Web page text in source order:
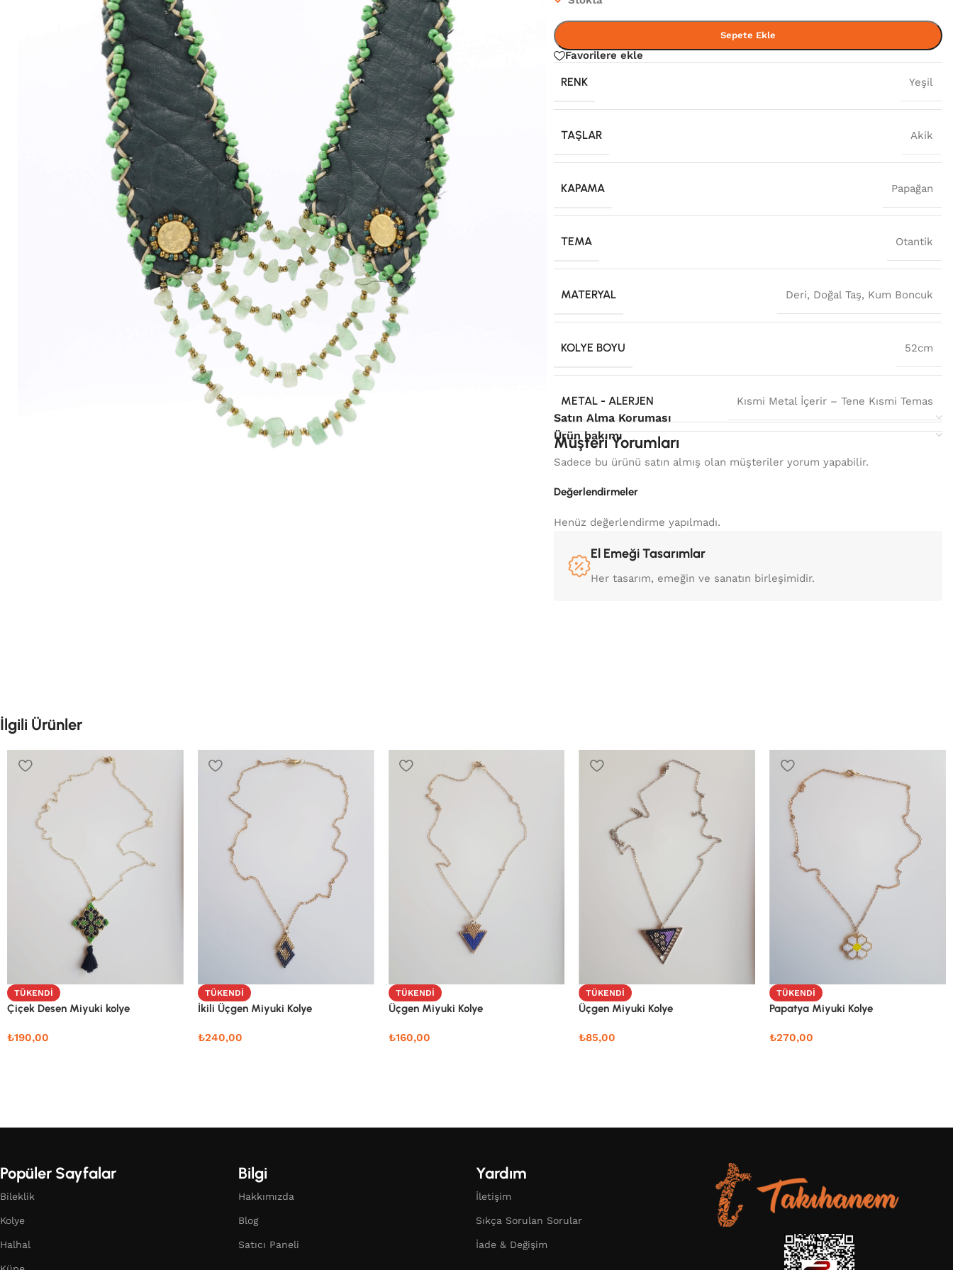
Sepete Ekle
Favorilere ekle
RENK Yeşil
TAŞLAR Akik
KAPAMA Papağan
TEMA Otantik
MATERYAL Deri, Doğal Taş, Kum Boncuk
KOLYE BOYU 52cm
METAL - ALERJEN Kısmi Metal İçerir – Tene Kısmi Temas
Satın Alma Koruması
Ürün bakımı
Müşteri Yorumları
Değerlendirmeler
Henüz değerlendirme yapılmadı.
Sadece bu ürünü satın almış olan müşteriler yorum yapabilir.
El Emeği Tasarımlar
Her tasarım, emeğin ve sanatın birleşimidir.
İlgili Ürünler
TÜKENDI
Çiçek Desen Miyuki kolye
₺190,00
TÜKENDI
İkili Üçgen Miyuki Kolye
₺240,00
TÜKENDI
Üçgen Miyuki Kolye
₺160,00
TÜKENDI
Üçgen Miyuki Kolye
₺85,00
TÜKENDI
Papatya Miyuki Kolye
₺270,00
Popüler Sayfalar
Bileklik
Kolye
Halhal
Bilgi
Hakkımızda
Blog
Satıcı Paneli
Yardım
İletişim
Sıkça Sorulan Sorular
İade & Değişim